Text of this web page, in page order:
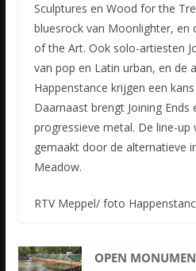
Sculptures en Wood for the
bluesrock van Moonlighter, en
of the Art. Ook solo-artiesten
van pop en Latin urban, en de
Happenstance krijgen een
Daarnaast brengt Joining
progressieve metal. De line-
gemaakt door de alternatieve
Meadow.
RTV Meppel/ foto
OPEN